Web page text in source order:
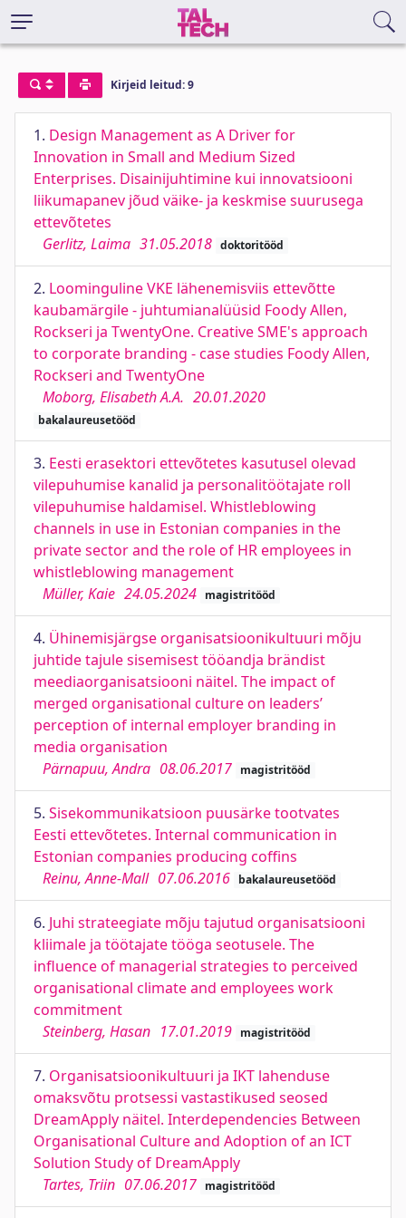
Kirjeid leitud: 9
1. Design Management as A Driver for
Innovation in Small and Medium Sized
Enterprises. Disainijuhtimine kui innovatsiooni
liikumapanev jõud väike- ja keskmise suurusega
ettevõtetes
Gerlitz, Laima 31.05.2018 doktoritööd
2. Loominguline VKE lähenemisviis ettevõtte
kaubamärgile - juhtumianalüüsid Foody Allen,
Rockseri ja TwentyOne. Creative SME's approach
to corporate branding - case studies Foody Allen,
Rockseri and TwentyOne
Moborg, Elisabeth A.A. 20.01.2020
bakalaureusetööd
3. Eesti erasektori ettevõtetes kasutusel olevad
vilepuhumise kanalid ja personalitöötajate roll
vilepuhumise haldamisel. Whistleblowing
channels in use in Estonian companies in the
private sector and the role of HR employees in
whistleblowing management
Müller, Kaie 24.05.2024 magistritööd
4. Ühinemisjärgse organisatsioonikultuuri mõju
juhtide tajule sisemisest tööandja brändist
meediaorganisatsiooni näitel. The impact of
merged organisational culture on leaders’
perception of internal employer branding in
media organisation
Pärnapuu, Andra 08.06.2017 magistritööd
5. Sisekommunikatsioon puusärke tootvates
Eesti ettevõtetes. Internal communication in
Estonian companies producing coffins
Reinu, Anne-Mall 07.06.2016 bakalaureusetööd
6. Juhi strateegiate mõju tajutud organisatsiooni
kliimale ja töötajate tööga seotusele. The
influence of managerial strategies to perceived
organisational climate and employees work
commitment
Steinberg, Hasan 17.01.2019 magistritööd
7. Organisatsioonikultuuri ja IKT lahenduse
omaksvõtu protsessi vastastikused seosed
DreamApply näitel. Interdependencies Between
Organisational Culture and Adoption of an ICT
Solution Study of DreamApply
Tartes, Triin 07.06.2017 magistritööd